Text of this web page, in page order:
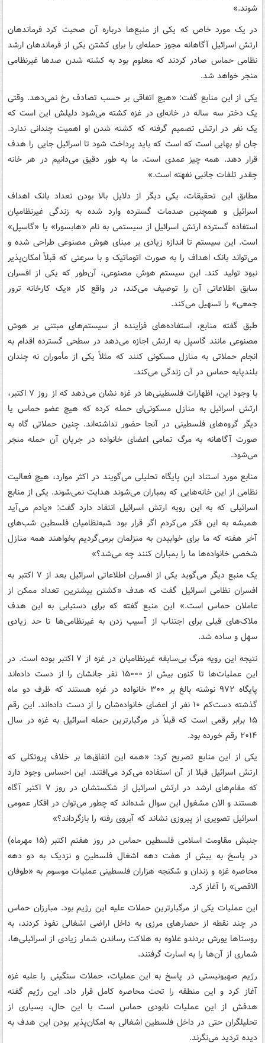
شوند.»
در یک مورد خاص که یکی از منبع‌ها درباره آن صحبت کرد فرماندهان
ارتش اسرائیل آگاهانه مجوز حمله‌ای را برای کشتن یکی از فرماندهان ارشد
نظامی حماس صادر کردند که معلوم بود به کشته شدن صدها غیرنظامی
منجر خواهد شد.
یکی از این منابع گفت: «هیچ اتفاقی بر حسب تصادف رخ نمی‌دهد. وقتی
یک دختر سه ساله در خانه‌ای در غزه کشته می‌شود دلیلش این است که
یک نفر در ارتش تصمیم گرفته که کشته شدن او اهمیت چندانی ندارد.
جان او بهایی است که است که باید پرداخت شود تا اسرائیل جایی را هدف
قرار دهد. همه چیز عمدی است. ما به طور دقیق می‌دانیم در هر خانه
چقدر تلفات جانبی نفهته است.»
مطابق این تحقیقات، یکی دیگر از دلایل بالا بودن تعداد بانک اهداف
اسرائیل و همچنین صدمات گسترده وارد شده به زندگی غیرنظامیان
استفاده گسترده ارتش اسرائیل از سیستمی به نام «هابسورا» یا «گاسپل»
است. این سیستم تا اندازه زیادی بر مبنای هوش مصنوعی طراحی شده و
می‌تواند بانک اهداف را به صورت اتوماتیک و با سرعتی که قبلاً امکان‌پذیر
نبود تولید کند. این سیستم هوش مصنوعی، آن‌طور که یکی از افسران
سابق اطلاعاتی آن را توصیف می‌کند، در واقع کار «یک کارخانه ترور
جمعی» را تسهیل می‌کند.
طبق گفته منابع، استفاده‌های فزاینده از سیستم‌های مبتنی بر هوش
مصنوعی مانند گاسپل به ارتش اجازه می‌دهد در سطحی گسترده اقدام به
انجام حملاتی به منازل مسکونی کنند که مثلاً یکی از مأموران نه چندان
بلندپایه حماس در آن زندگی می‌کند.
با وجود این، اظهارات فلسطینی‌ها در غزه نشان می‌دهد که از روز ۷ اکتبر،
ارتش اسرائیل به منازل مسکونی‌ای حمله کرده که هیچ عضو حماس یا
دیگر گروه‌های فلسطینی در آنجا حضور نداشته‌اند. چنین حملاتی گاه به
صورت آگاهانه به مرگ تمامی اعضای خانواده در جریان آن حمله منجر
می‌شود.
منابع مورد استناد این پایگاه تحلیلی می‌گویند در اکثر موارد، هیچ فعالیت
نظامی از این خانه‌هایی که بمباران می‌شوند هدایت نمی‌شوند. یکی از منابع
اسرائیلی که به این رویه ارتش اسرائیل انتقاد دارد گفت: «یادم می‌آید
همیشه به این فکر می‌کردم اگر قرار بود شبه‌نظامیان فلسطین شب‌های
آخر هفته که ما برای خوابیدن به منزلمان برمی‌گردیم بخواهند همه منازل
شخصی خانواده‌ها ما را بمباران کنند چه می‌شد؟»
یک منبع دیگر می‌گوید یکی از افسران اطلاعاتی اسرائیل بعد از ۷ اکتبر به
افسران نظامی اسرائیل گفت که هدف «کشتن بیشترین تعداد ممکن از
عاملان حماس است.» این منبع گفته که برای دستیابی به این هدف
ملاک‌های قبلی برای اجتناب از آسیب زدن به غیرنظامی‌ها تا حد زیادی
سهل و ساده شد.
نتیجه این رویه مرگ بی‌سابقه غیرنظامیان در غزه از ۷ اکتبر بوده است. در
این عملیات‌ها تا کنون بیش از ۱۵۰۰۰ نفر جانشان را از دست داده‌اند
پایگاه ۹۷۲ نوشته بالغ بر ۳۰۰ خانواده در غزه هستند که ظرف دو ماه
گذشته دست‌کم ۱۰ نفر از اعضای خانواده‌شان را از دست داده‌اند. این رقم
۱۵ برابر رقمی است که قبلاً در مرگبارترین حمله اسرائیل به غزه در سال
۲۰۱۴ رقم خورده بود.
یکی از این منابع تصریح کرد: «همه این اتفاق‌ها بر خلاف پروتکلی که
ارتش اسرائیل قبلا از آن استفاده می‌کرد می‌افتند. این احساس وجود دارد
که مقام‌های ارشد در ارتش اسرائیل از شکستشان در روز ۷ اکتبر آگاه
هستند و الان مشغول این سوال شده‌اند که چطور می‌توان در افکار عمومی
اسرائیل تصویری از پیروزی نشاند که آبروی رفته را بازگرداند؟»
جنبش مقاومت اسلامی فلسطین حماس در روز هفتم اکتبر (۱۵ مهرماه)
در پاسخ به بیش از هفت دهه اشغال فلسطین و نزدیک به دو دهه
محاصره غزه و زندان و شکنجه هزاران فلسطینی عملیات موسوم به «طوفان
الاقصی» را آغاز کرد.
این عملیات یکی از مرگبارترین حملات علیه این رژیم بود. مبارزان حماس
در چند نقطه از حصارهای مرزی به داخل اراضی اشغالی نفوذ کردند، به
روستاها یورش بردندو علاوه به هلاکت رساندن شمار زیادی از اسرائیلی‌ها،
شماری از آن‌ها را به اسارت گرفتند.
رژیم صهیونیستی در پاسخ به این عملیات، حملات سنگینی را علیه غزه
آغاز کرد و این منطقه را تحت محاصره کامل قرار داد. این رژیم گفته
هدفش از این عملیات نابودی حماس است با این حال، بسیاری از
تحلیلگران حتی در داخل فلسطین اشغالی به امکان‌پذیر بودن این هدف به
دیده تردید می‌نگرند.